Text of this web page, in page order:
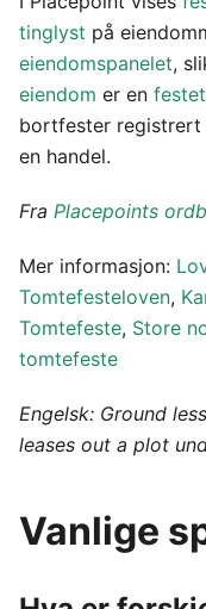
tinglyst på
eiendomspanelet,
eiendom er en
bortfester
en handel.
Fra Placepoints
Mer informasjon:
Tomtefesteloven,
Tomtefeste, Store
tomtefeste
Engelsk: Ground
leases out a plot
Vanlige